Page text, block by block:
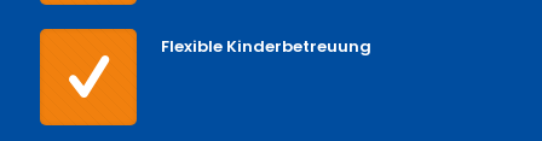
Flexible Kinderbetreuung